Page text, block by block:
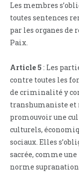
Les membres
toutes sentences
par les organes de
Paix.
Article 5 : Les
contre toutes les
de criminalité y
transhumaniste et
promouvoir une
culturels,
sociaux. Elles
sacrée, comme une
norme